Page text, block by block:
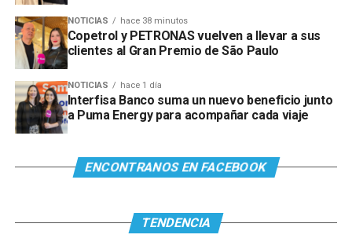
NOTICIAS hace 38 minutos
Copetrol y PETRONAS vuelven a llevar a sus
clientes al Gran Premio de São Paulo
NOTICIAS hace 1 día
Interfisa Banco suma un nuevo beneficio junto
a Puma Energy para acompañar cada viaje
ENCONTRANOS EN FACEBOOK
TENDENCIA